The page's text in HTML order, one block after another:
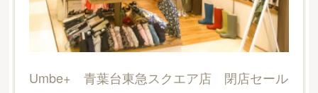
Umbe+ 青葉台東急スクエア店 閉店セール